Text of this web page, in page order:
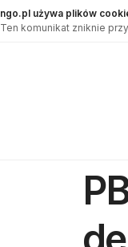
ngo.pl używa plików
Ten komunikat zniknie